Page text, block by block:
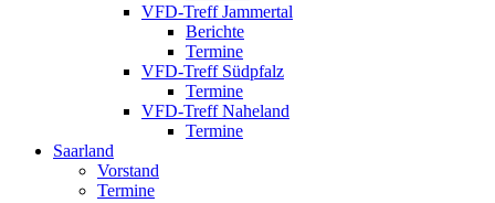
VFD-Treff Jammertal
Berichte
Termine
VFD-Treff Südpfalz
Termine
VFD-Treff Naheland
Termine
Saarland
Vorstand
Termine